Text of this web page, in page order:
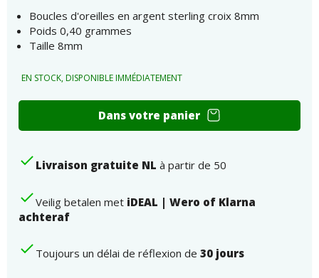
Boucles d'oreilles en argent sterling croix 8mm
Poids 0,40 grammes
Taille 8mm
EN STOCK, DISPONIBLE IMMÉDIATEMENT
Boucles
de
avec
cristal
cœur
rose
Dans votre panier
Livraison gratuite NL à partir de 50
Veilig betalen met iDEAL | Wero of Klarna
achteraf
Toujours un délai de réflexion de 30 jours